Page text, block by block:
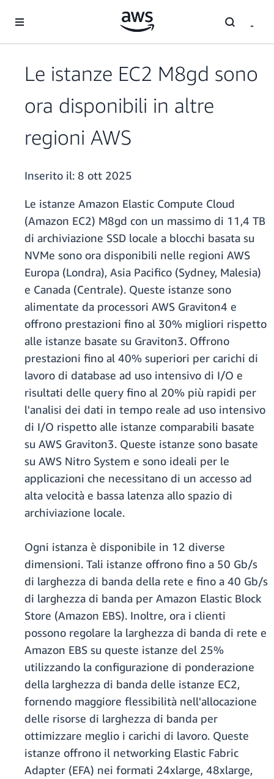
Le istanze EC2 M8gd sono
ora disponibili in altre
regioni AWS
Inserito il: 8 ott 2025
Le istanze Amazon Elastic Compute Cloud
(Amazon EC2) M8gd con un massimo di 11,4 TB
di archiviazione SSD locale a blocchi basata su
NVMe sono ora disponibili nelle regioni AWS
Europa (Londra), Asia Pacifico (Sydney, Malesia)
e Canada (Centrale). Queste istanze sono
alimentate da processori AWS Graviton4 e
offrono prestazioni fino al 30% migliori rispetto
alle istanze basate su Graviton3. Offrono
prestazioni fino al 40% superiori per carichi di
lavoro di database ad uso intensivo di I/O e
risultati delle query fino al 20% più rapidi per
l'analisi dei dati in tempo reale ad uso intensivo
di I/O rispetto alle istanze comparabili basate
su AWS Graviton3. Queste istanze sono basate
su AWS Nitro System e sono ideali per le
applicazioni che necessitano di un accesso ad
alta velocità e bassa latenza allo spazio di
archiviazione locale.
Ogni istanza è disponibile in 12 diverse
dimensioni. Tali istanze offrono fino a 50 Gb/s
di larghezza di banda della rete e fino a 40 Gb/s
di larghezza di banda per Amazon Elastic Block
Store (Amazon EBS). Inoltre, ora i clienti
possono regolare la larghezza di banda di rete e
Amazon EBS su queste istanze del 25%
utilizzando la configurazione di ponderazione
della larghezza di banda delle istanze EC2,
fornendo maggiore flessibilità nell'allocazione
delle risorse di larghezza di banda per
ottimizzare meglio i carichi di lavoro. Queste
istanze offrono il networking Elastic Fabric
Adapter (EFA) nei formati 24xlarge, 48xlarge,